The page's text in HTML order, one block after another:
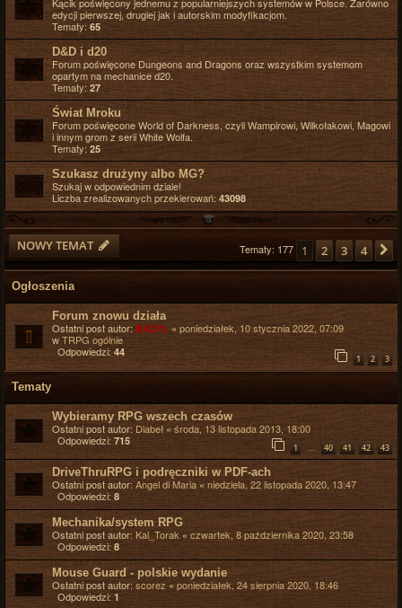
edycji pierwszej, drugiej jak i autorskim modyfikacjom.
Tematy: 65
D&D i d20
Forum poświęcone Dungeons and Dragons oraz wszystkim systemom
opartym na mechanice d20.
Tematy: 27
Świat Mroku
Forum poświęcone World of Darkness, czyli Wampirowi, Wilkołakowi, Magowi
i innym grom z serii White Wolfa.
Tematy: 25
Szukasz drużyny albo MG?
Szukaj w odpowiednim dziale!
Liczba zrealizowanych przekierowań: 43098
NOWY TEMAT Tematy: 177 1 2 3 4
Ogłoszenia
Forum znowu działa
Ostatni post autor: BAZYL « poniedziałek, 10 stycznia 2022, 07:09
wTRPG ogólnie
Odpowiedzi: 44
1 2 3
Tematy
Wybieramy RPG wszech czasów
Ostatni post autor: Diabeł « środa, 13 listopada 2013, 18:00
Odpowiedzi: 715
1 … 40 41 42 43
DriveThruRPG i podręczniki w PDF-ach
Ostatni post autor: Angel di Maria « niedziela, 22 listopada 2020, 13:47
Odpowiedzi: 8
Mechanika/system RPG
Ostatni post autor: Kal_Torak « czwartek, 8 października 2020, 23:58
Odpowiedzi: 8
Mouse Guard - polskie wydanie
Ostatni post autor: scorez « poniedziałek, 24 sierpnia 2020, 18:46
Odpowiedzi: 1